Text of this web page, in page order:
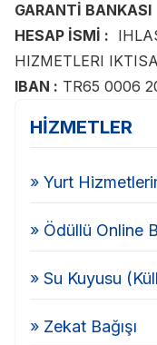
GARANTİ BANKASI
HESAP İSMİ :
HIZMETLERI
IBAN : TR65 0006
HİZMETLER
» Yurt
» Ödüllü Online
» Su Kuyusu
» Zekat Bağışı